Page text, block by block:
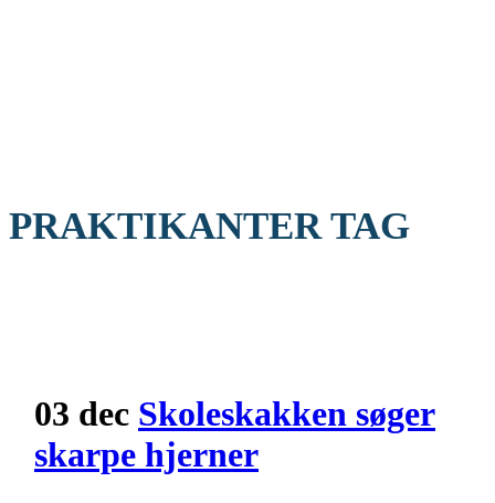
PRAKTIKANTER TAG
03 dec Skoleskakken søger
skarpe hjerner